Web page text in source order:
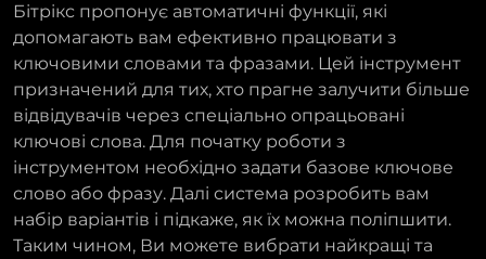
Бітрікс пропонує автоматичні функції, які
допомагають вам ефективно працювати з
ключовими словами та фразами. Цей інструмент
призначений для тих, хто прагне залучити більше
відвідувачів через спеціально опрацьовані
ключові слова. Для початку роботи з
інструментом необхідно задати базове ключове
слово або фразу. Далі система розробить вам
набір варіантів і підкаже, як їх можна поліпшити.
Таким чином, Ви можете вибрати найкращі та